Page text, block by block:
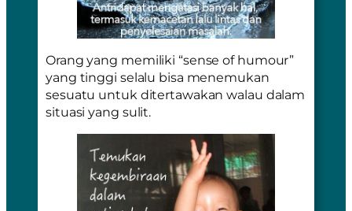
Orang yang memiliki “sense of humour”
yang tinggi selalu bisa menemukan
sesuatu untuk ditertawakan walau dalam
situasi yang sulit.